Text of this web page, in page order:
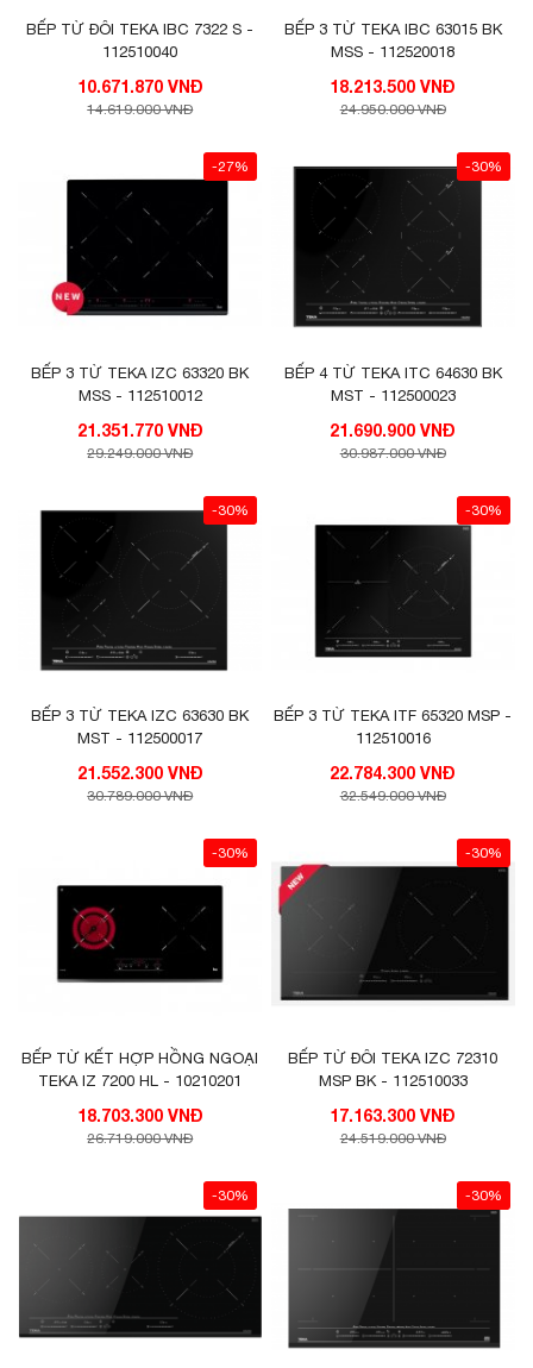
BẾP TỪ ĐÔI TEKA IBC 7322 S -
112510040
10.671.870 VNĐ
14.619.000 VNĐ
BẾP 3 TỪ TEKA IBC 63015 BK
MSS - 112520018
18.213.500 VNĐ
24.950.000 VNĐ
-27%
BẾP 3 TỪ TEKA IZC 63320 BK
MSS - 112510012
21.351.770 VNĐ
29.249.000 VNĐ
-30%
BẾP 4 TỪ TEKA ITC 64630 BK
MST - 112500023
21.690.900 VNĐ
30.987.000 VNĐ
-30%
BẾP 3 TỪ TEKA IZC 63630 BK
MST - 112500017
21.552.300 VNĐ
30.789.000 VNĐ
-30%
BẾP 3 TỪ TEKA ITF 65320 MSP -
112510016
22.784.300 VNĐ
32.549.000 VNĐ
-30%
BẾP TỪ KẾT HỢP HỒNG NGOẠI
TEKA IZ 7200 HL - 10210201
18.703.300 VNĐ
26.719.000 VNĐ
-30%
BẾP TỪ ĐÔI TEKA IZC 72310
MSP BK - 112510033
17.163.300 VNĐ
24.519.000 VNĐ
-30% -30%